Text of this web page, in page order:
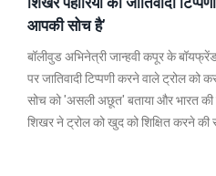
आपकी सोच है'
बॉलीवुड अभिनेत्री जान्हवी कपूर के
पर जातिवादी टिप्पणी करने वाले ट्रोल को
सोच को 'असली अछूत' बताया और भारत की
शिखर ने ट्रोल को खुद को शिक्षित करने की